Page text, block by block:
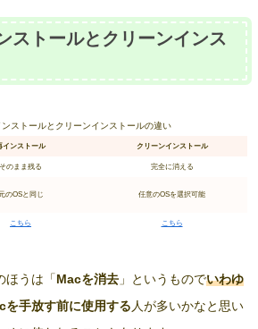
ストールとクリーンインス
ストールとクリーンインストールの違い
インストール クリーンインストール
そのまま残る 完全に消える
のOSと同じ 任意のOSを選択可能
こちら こちら
ほうは「Macを消去 」というものでいわゆ
を手放す前に使用する 人が多いかなと思い